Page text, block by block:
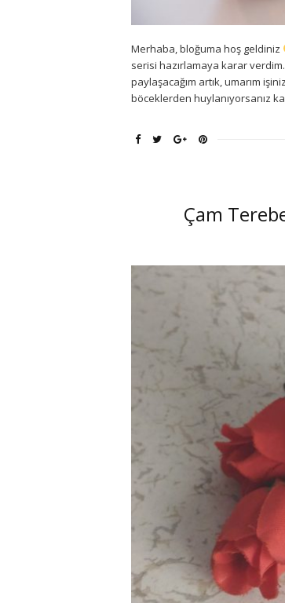
Merhaba, bloğuma hoş geldiniz
serisi hazırlamaya karar
paylaşacağım artık, umarım
böceklerden huylanıyorsanız
Çam